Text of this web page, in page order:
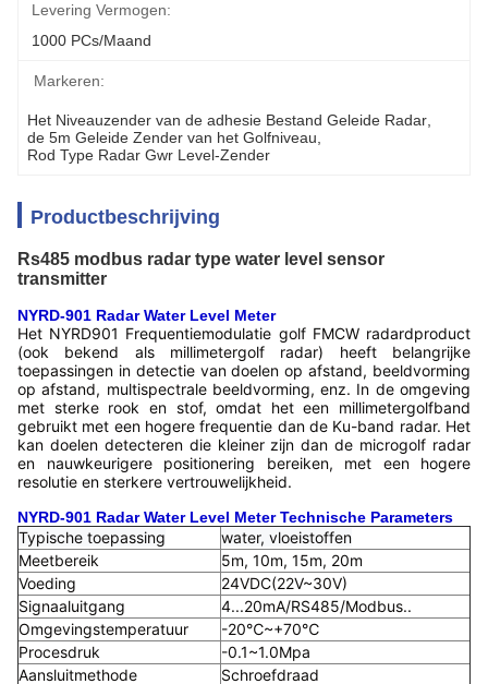
Levering Vermogen:
1000 PCs/maand
Markeren:
Het Niveauzender van de adhesie Bestand Geleide Radar
de 5m Geleide Zender van het Golfniveau
Rod Type Radar Gwr Level-Zender
Productbeschrijving
Rs485 modbus radar type water level sensor
transmitter
NYRD-901 Radar Water Level Meter
Het NYRD901 Frequentiemodulatie golf FMCW radardproduct
(ook bekend als millimetergolf radar) heeft belangrijke
toepassingen in detectie van doelen op afstand, beeldvorming
op afstand, multispectrale beeldvorming, enz. In de omgeving
met sterke rook en stof, omdat het een millimetergolfband
gebruikt met een hogere frequentie dan de Ku-band radar. Het
kan doelen detecteren die kleiner zijn dan de microgolf radar
en nauwkeurigere positionering bereiken, met een hogere
resolutie en sterkere vertrouwelijkheid.
NYRD-901 Radar Water Level Meter Technische Parameters
Typische toepassing
water, vloeistoffen
Meetbereik
5m, 10m, 15m, 20m
Voeding
24VDC(22V~30V)
Signaaluitgang
4...20mA/RS485/Modbus..
Omgevingstemperatuur
-20℃~+70℃
Procesdruk
-0.1~1.0Mpa
Aansluitmethode
Schroefdraad